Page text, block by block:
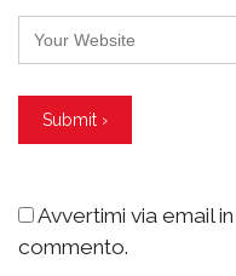
Avvertimi via email
commento.